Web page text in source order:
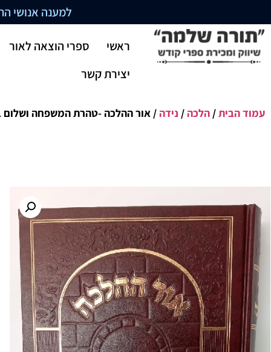
למענה אנושי התקשרו
ראשי
ספרי הוצאה לאור
יצירת קשר
עמוד הבית/ הלכה/ נידה/ אור ההלכה -טהרת המשפחה ושלום